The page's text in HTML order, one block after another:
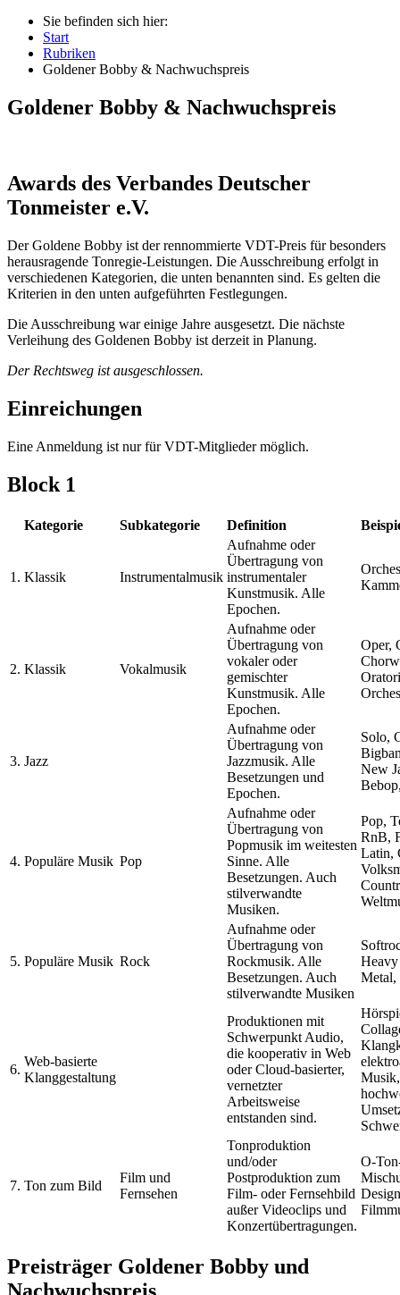
Sie befinden sich hier:
Start
Rubriken
Goldener Bobby & Nachwuchspreis
Goldener Bobby & Nachwuchspreis
Awards des Verbandes Deutscher
Tonmeister e.V.
Der Goldene Bobby ist der rennommierte VDT-Preis für besonders
herausragende Tonregie-Leistungen. Die Ausschreibung erfolgt in
verschiedenen Kategorien, die unten benannten sind. Es gelten die
Kriterien in den unten aufgeführten Festlegungen.
Die Ausschreibung war einige Jahre ausgesetzt. Die nächste
Verleihung des Goldenen Bobby ist derzeit in Planung.
Der Rechtsweg ist ausgeschlossen.
Einreichungen
Eine Anmeldung ist nur für VDT-Mitglieder möglich.
Block 1
Kategorie Subkategorie Definition
1. Klassik Instrumentalmusik
Aufnahme oder
Übertragung von
instrumentaler
Kunstmusik. Alle
Epochen.
2. Klassik Vokalmusik
Aufnahme oder
Übertragung von
vokaler oder
gemischter
Kunstmusik. Alle
Epochen.
Oper,
3. Jazz
Aufnahme oder
Übertragung von
Jazzmusik. Alle
Besetzungen und
Epochen.
Solo,
New
4. Populäre Musik Pop
Aufnahme oder
Übertragung von
Popmusik im weitesten
Sinne. Alle
Besetzungen. Auch
stilverwandte
Musiken.
Pop,
RnB,
Latin,
5. Populäre Musik Rock
Aufnahme oder
Übertragung von
Rockmusik. Alle
Besetzungen. Auch
stilverwandte Musiken
Metal,
6.
Web-basierte
Klanggestaltung
Produktionen mit
Schwerpunkt Audio,
die kooperativ in Web
oder Cloud-basierter,
vernetzter
Arbeitsweise
entstanden sind.
7. Ton zum Bild
Film und
Fernsehen
Tonproduktion
und/oder
Postproduktion zum
Film- oder Fernsehbild
außer Videoclips und
Konzertübertragungen.
O-
Preisträger Goldener Bobby und
Nachwuchspreis